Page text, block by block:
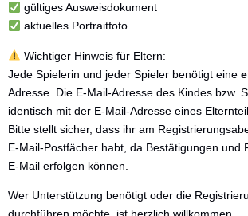
gültiges Ausweisdokument
aktuelles Portraitfoto
Wichtiger Hinweis für Eltern:
Jede Spielerin und jeder Spieler benötigt eine
Adresse. Die E-Mail-Adresse des Kindes bzw.
identisch mit der E-Mail-Adresse eines
Bitte stellt sicher, dass ihr am
E-Mail-Postfächer habt, da Bestätigungen und
E-Mail erfolgen können.
Wer Unterstützung benötigt oder die